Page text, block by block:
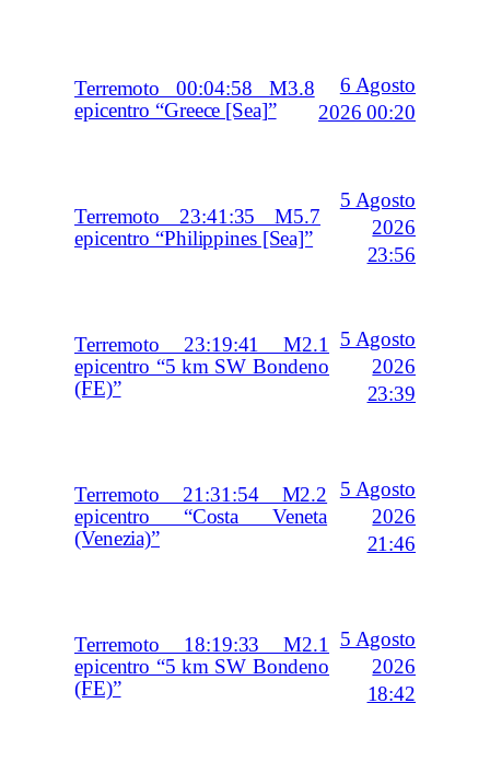
Terremoto 00:04:58 M3.8
epicentro “Greece [Sea]”
6 Agosto
2026 00:20
Terremoto 23:41:35 M5.7
epicentro “Philippines [Sea]”
5 Agosto
2026
23:56
Terremoto 23:19:41 M2.1
epicentro “5 km SW Bondeno
(FE)”
5 Agosto
2026
23:39
Terremoto 21:31:54 M2.2
epicentro “Costa Veneta
(Venezia)”
5 Agosto
2026
21:46
Terremoto 18:19:33 M2.1
epicentro “5 km SW Bondeno
(FE)”
5 Agosto
2026
18:42